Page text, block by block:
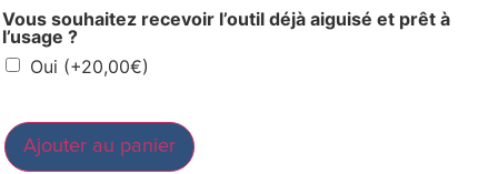
Vous souhaitez recevoir l’outil déjà aiguisé et prêt à
l’usage ?
Oui (+20,00€)
Ajouter au panier